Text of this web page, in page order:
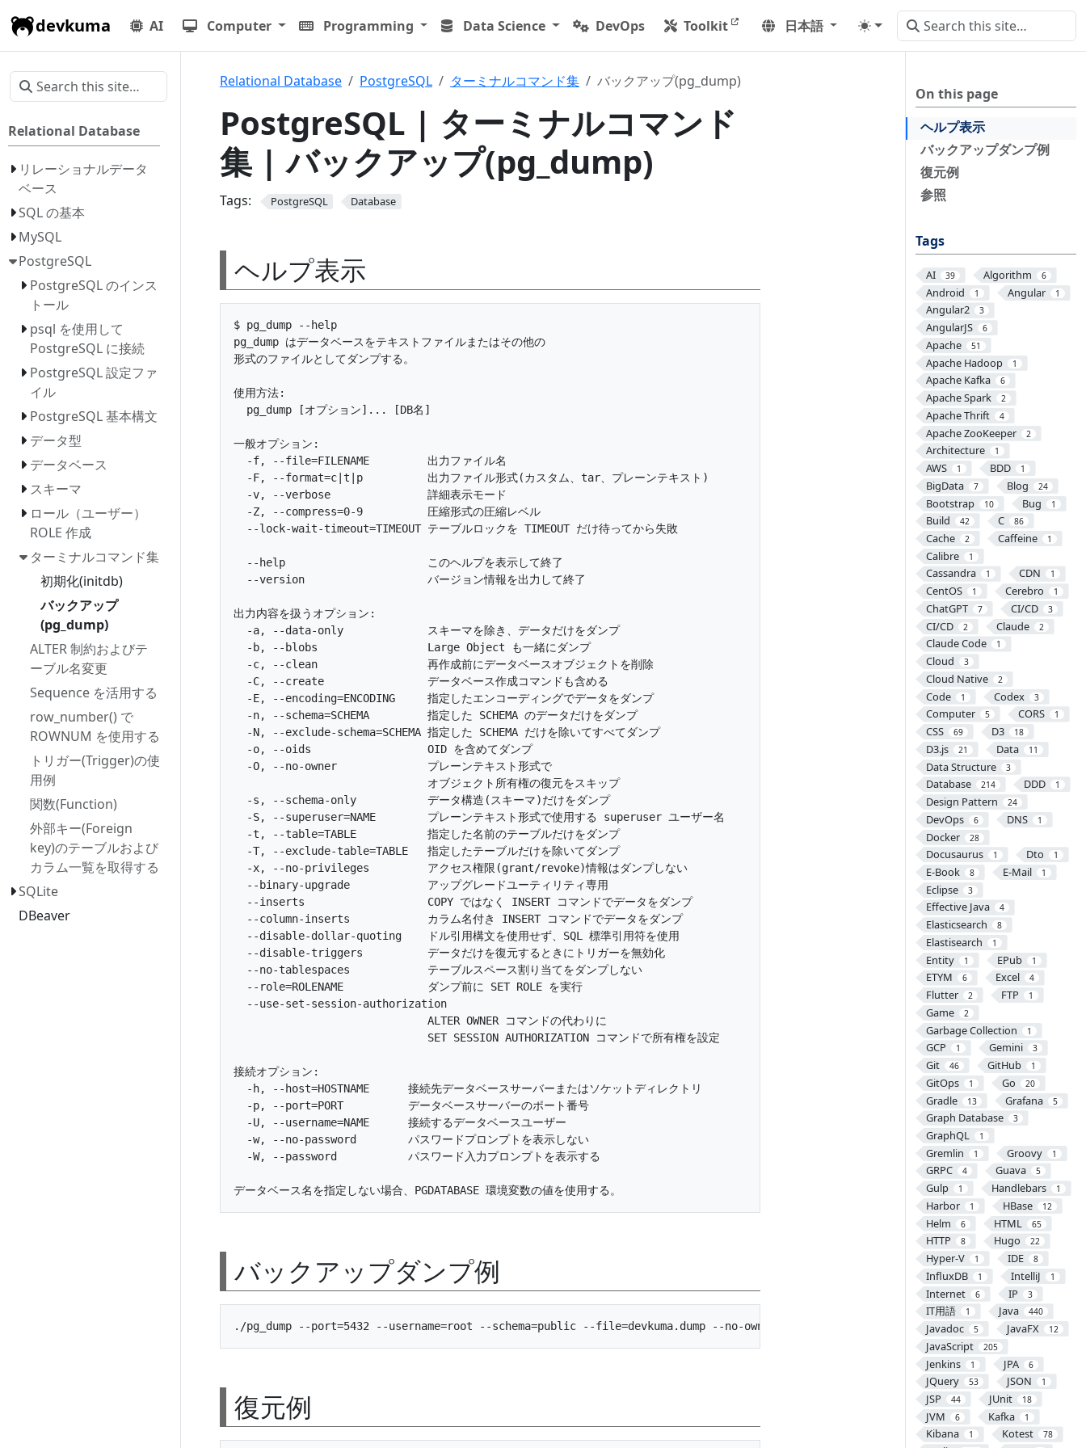
devkuma AI Computer Programming Data Science DevOps Toolkit 日本語
Relational Database
リレーショナルデータ
ベース
SQL の基本
MySQL
PostgreSQL
PostgreSQL のインス
トール
psql を使用して
PostgreSQL に接続
PostgreSQL 設定ファ
イル
PostgreSQL 基本構文
データ型
データベース
スキーマ
ロール（ユーザー）
ROLE 作成
ターミナルコマンド集
初期化(initdb)
バックアップ
(pg_dump)
ALTER 制約およびテ
ーブル名変更
Sequence を活用する
row_number() で
ROWNUM を使用する
トリガー(Trigger)の使
用例
関数(Function)
外部キー(Foreign
key)のテーブルおよび
カラム一覧を取得する
SQLite
DBeaver
On this page
ヘルプ表示
バックアップダンプ例
復元例
参照
Tags
AI 39 Algorithm 6
Android 1 Angular 1
Angular2 3
AngularJS 6
Apache 51
Apache Hadoop 1
Apache Kafka 6
Apache Spark 2
Apache Thrift 4
Apache ZooKeeper 2
Architecture 1
AWS 1 BDD 1
BigData 7 Blog 24
Bootstrap 10 Bug 1
Build 42 C 86
Cache 2 Caffeine 1
Calibre 1
Cassandra 1 CDN 1
CentOS 1 Cerebro 1
ChatGPT 7 CI/CD 3
CI/CD 2 Claude 2
Claude Code 1
Cloud 3
Cloud Native 2
Code 1 Codex 3
Computer 5 CORS 1
CSS 69 D3 18
D3.js 21 Data 11
Data Structure 3
Database 214 DDD 1
Design Pattern 24
DevOps 6 DNS 1
Docker 28
Docusaurus 1 Dto 1
E-Book 8 E-Mail 1
Eclipse 3
Effective Java 4
Elasticsearch 8
Elastisearch 1
Entity 1 EPub 1
ETYM 6 Excel 4
Flutter 2 FTP 1
Game 2
Garbage Collection 1
GCP 1 Gemini 3
Git 46 GitHub 1
GitOps 1 Go 20
Gradle 13 Grafana 5
Graph Database 3
GraphQL 1
Gremlin 1 Groovy 1
GRPC 4 Guava 5
Gulp 1 Handlebars 1
Harbor 1 HBase 12
Helm 6 HTML 65
HTTP 8 Hugo 22
Hyper-V 1 IDE 8
InfluxDB 1 IntelliJ 1
Internet 6 IP 3
IT用語 1 Java 440
Javadoc 5 JavaFX 12
JavaScript 205
Jenkins 1 JPA 6
JQuery 53 JSON 1
JSP 44 JUnit 18
JVM 6 Kafka 1
Kibana 1 Kotest 78
Relational Database PostgreSQL ターミナルコマンド集 バックアップ(pg_dump)
PostgreSQL | ターミナルコマンド
集 | バックアップ(pg_dump)
Tags: PostgreSQL Database
ヘルプ表示
$ pg_dump --help
pg_dump はデータベースをテキストファイルまたはその他の
形式のファイルとしてダンプする。
使用方法:
  pg_dump [オプション]... [DB名]
一般オプション:
  -f, --file=FILENAME         出力ファイル名
  -F, --format=c|t|p          出力ファイル形式(カスタム、tar、プレーンテキスト)
  -v, --verbose               詳細表示モード
  -Z, --compress=0-9          圧縮形式の圧縮レベル
  --lock-wait-timeout=TIMEOUT テーブルロックを TIMEOUT だけ待ってから失敗
  --help                      このヘルプを表示して終了
  --version                   バージョン情報を出力して終了
出力内容を扱うオプション:
  -a, --data-only             スキーマを除き、データだけをダンプ
  -b, --blobs                 Large Object も一緒にダンプ
  -c, --clean                 再作成前にデータベースオブジェクトを削除
  -C, --create                データベース作成コマンドも含める
  -E, --encoding=ENCODING     指定したエンコーディングでデータをダンプ
  -n, --schema=SCHEMA         指定した SCHEMA のデータだけをダンプ
  -N, --exclude-schema=SCHEMA 指定した SCHEMA だけを除いてすべてダンプ
  -o, --oids                  OID を含めてダンプ
  -O, --no-owner              プレーンテキスト形式で
                              オブジェクト所有権の復元をスキップ
  -s, --schema-only           データ構造(スキーマ)だけをダンプ
  -S, --superuser=NAME        プレーンテキスト形式で使用する superuser ユーザー名
  -t, --table=TABLE           指定した名前のテーブルだけをダンプ
  -T, --exclude-table=TABLE   指定したテーブルだけを除いてダンプ
  -x, --no-privileges         アクセス権限(grant/revoke)情報はダンプしない
  --binary-upgrade            アップグレードユーティリティ専用
  --inserts                   COPY ではなく INSERT コマンドでデータをダンプ
  --column-inserts            カラム名付き INSERT コマンドでデータをダンプ
  --disable-dollar-quoting    ドル引用構文を使用せず、SQL 標準引用符を使用
  --disable-triggers          データだけを復元するときにトリガーを無効化
  --no-tablespaces            テーブルスペース割り当てをダンプしない
  --role=ROLENAME             ダンプ前に SET ROLE を実行
  --use-set-session-authorization
                              ALTER OWNER コマンドの代わりに
                              SET SESSION AUTHORIZATION コマンドで所有権を設定
接続オプション:
  -h, --host=HOSTNAME      接続先データベースサーバーまたはソケットディレクトリ
  -p, --port=PORT          データベースサーバーのポート番号
  -U, --username=NAME      接続するデータベースユーザー
  -w, --no-password        パスワードプロンプトを表示しない
  -W, --password           パスワード入力プロンプトを表示する
バックアップダンプ例
復元例